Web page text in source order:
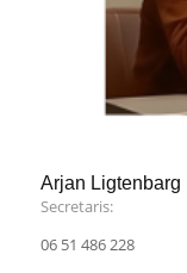
Arjan Ligtenbarg
Secretaris:
06 51 486 228